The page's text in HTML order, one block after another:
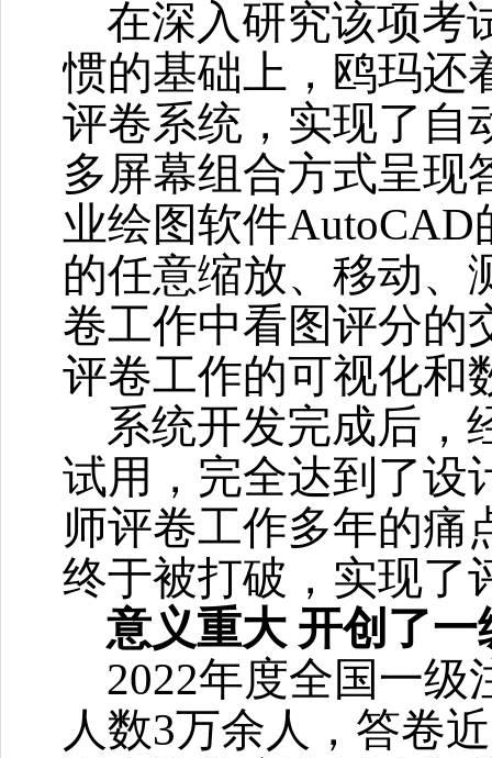
在深入研究该项考
惯的基础上，鸥玛还
评卷系统，实现了自
多屏幕组合方式呈现
业绘图软件AutoCAD
的任意缩放、移动、
卷工作中看图评分的
评卷工作的可视化和
系统开发完成后，
试用，完全达到了设
师评卷工作多年的痛
终于被打破，实现了
意义重大 开创了
2022年度全国一级
人数3万余人，答卷近